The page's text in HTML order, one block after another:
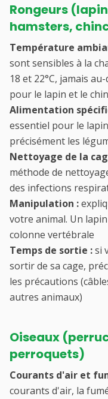
Rongeurs
hamsters,
Température
sont sensibles à la
18 et 22°C, jamais
pour le lapin et le
Alimentation
essentiel pour le
précisément les
Nettoyage de la
méthode de
des infections
Manipulation :
votre animal. Un
colonne vertébrale
Temps de sortie :si
sortir de sa cage,
les précautions
autres animaux)
Oiseaux
perroquets)
Courants d'air et
courants d'air, la